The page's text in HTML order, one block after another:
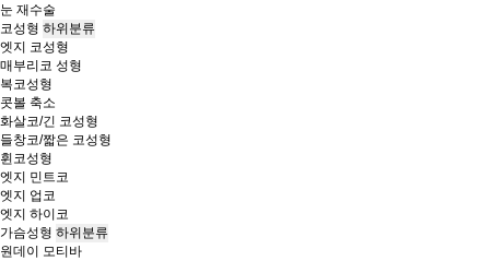
눈 재수술
코성형 하위분류
엣지 코성형
매부리코 성형
복코성형
콧볼 축소
화살코/긴 코성형
들창코/짧은 코성형
휜코성형
엣지 민트코
엣지 업코
엣지 하이코
가슴성형 하위분류
원데이 모티바